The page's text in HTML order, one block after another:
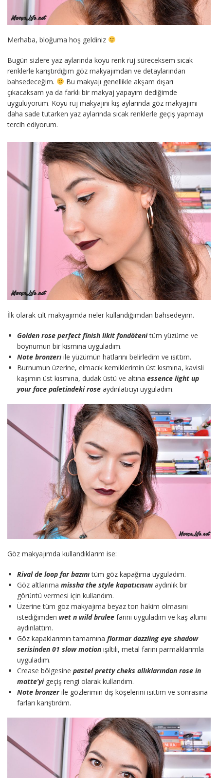
Merhaba, bloğuma hoş geldiniz
Bugün sizlere yaz aylarında koyu renk ruj süreceksem sıcak
renklerle karıştırdığım göz makyajımdan ve detaylarından
bahsedeceğim.
Bu makyajı genellikle akşam dışarı
çıkacaksam ya da farklı bir makyaj yapayım dediğimde
uyguluyorum. Koyu ruj makyajını kış aylarında göz makyajımı
daha sade tutarken yaz aylarında sıcak renklerle geçiş yapmayı
tercih ediyorum.
İlk olarak cilt makyajımda neler kullandığımdan bahsedeyim.
Golden rose perfect finish likit fondötenitüm yüzüme ve
boynumun bir kısmına uyguladım.
Note bronzerı ile yüzümün hatlarını belirledim ve ısıttım.
Burnumun üzerine, elmacık kemiklerimin üst kısmına, kavisli
kaşımın üst kısmına, dudak üstü ve altına essence light up
your face paletindeki rose aydınlatıcıyı uyguladım.
Göz makyajımda kullandıklarım ise:
Rival de loop far bazınıtüm göz kapağıma uyguladım.
Göz altlarıma missha the style kapatıcısını aydınlık bir
görüntü vermesi için kullandım.
Üzerine tüm göz makyajıma beyaz ton hakim olmasını
istediğimden wet n wild brulee farını uyguladım ve kaş altımı
aydınlattım.
Göz kapaklarımın tamamına flormar dazzling eye shadow
serisinden 01 slow motion ışıltılı, metal farını parmaklarımla
uyguladım.
Crease bölgesine pastel pretty cheks allıklarından rose in
matte’yi geçiş rengi olarak kullandım.
Note bronzerile gözlerimin dış köşelerini ısıttım ve sonrasına
farları karıştırdım.